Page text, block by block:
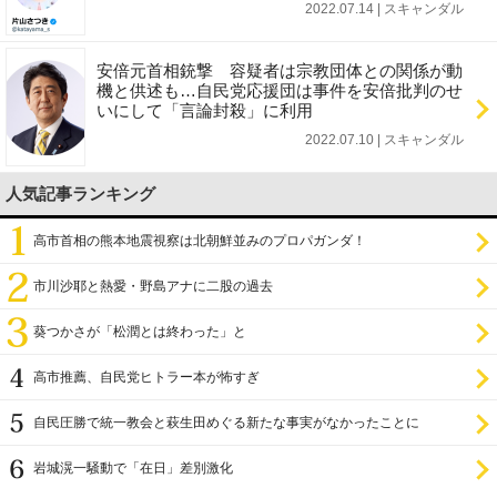
2022.07.14 | スキャンダル
安倍元首相銃撃 容疑者は宗教団体との関係が動
機と供述も…自民党応援団は事件を安倍批判のせ
いにして「言論封殺」に利用
2022.07.10 | スキャンダル
人気記事ランキング
高市首相の熊本地震視察は北朝鮮並みのプロパガンダ！
市川沙耶と熱愛・野島アナに二股の過去
葵つかさが「松潤とは終わった」と
高市推薦、自民党ヒトラー本が怖すぎ
自民圧勝で統一教会と萩生田めぐる新たな事実がなかったことに
岩城滉一騒動で「在日」差別激化